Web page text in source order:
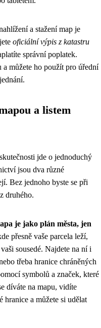
a stažení map je
oficiální výpis z katastru
správní poplatek.
můžete ho použít pro úřední
a listem
jde o jednoduchý
jsou dva různé
Bez jednoho byste se při
druhého.
je jako plán města, jen
přesně vaše parcela leží,
sousedé. Najdete na ní i
třeba hranice chráněných
symbolů a značek, které
díváte na mapu, vidíte
hranice a můžete si udělat